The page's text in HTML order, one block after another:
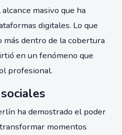
masivo que ha
digitales. Lo que
dentro de la cobertura
en un fenómeno que
profesional.
ha demostrado el poder
momentos